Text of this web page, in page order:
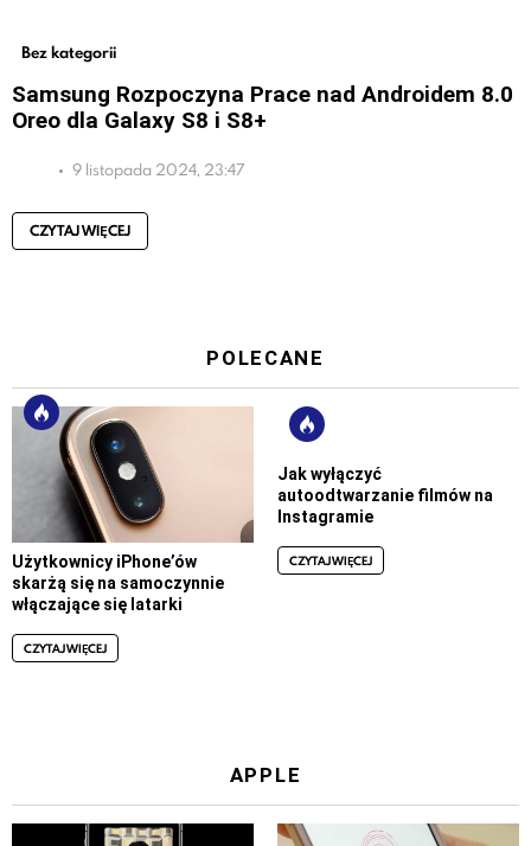
Bez kategorii
Samsung Rozpoczyna Prace nad Androidem 8.0
Oreo dla Galaxy S8 i S8+
9 listopada 2024, 23:47
CZYTAJ WIĘCEJ
POLECANE
Użytkownicy iPhone’ów
skarżą się na samoczynnie
włączające się latarki
CZYTAJ WIĘCEJ
Jak wyłączyć
autoodtwarzanie filmów na
Instagramie
CZYTAJ WIĘCEJ
APPLE